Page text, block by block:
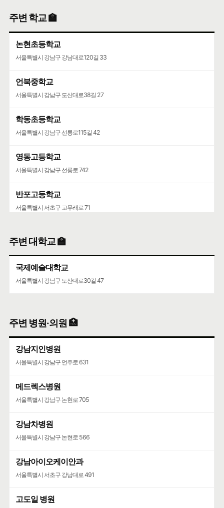
주변 학교 🏫
논현초등학교
서울특별시 강남구 강남대로120길 33
언북중학교
서울특별시 강남구 도산대로38길 27
학동초등학교
서울특별시 강남구 선릉로115길 42
영동고등학교
서울특별시 강남구 선릉로 742
반포고등학교
서울특별시 서초구 고무래로 71
서울특별시 서초구 서운로21길 2
서초초등학교
서울특별시 서초구 서운로 178
주변 대학교 🏫
국제예술대학교
서울특별시 강남구 도산대로30길 47
주변 병원·의원 🏥
강남지인병원
서울특별시 강남구 언주로 631
메드렉스병원
서울특별시 강남구 논현로 705
강남차병원
서울특별시 강남구 논현로 566
강남아이오케이안과
서울특별시 서초구 강남대로 491
고도일 병원